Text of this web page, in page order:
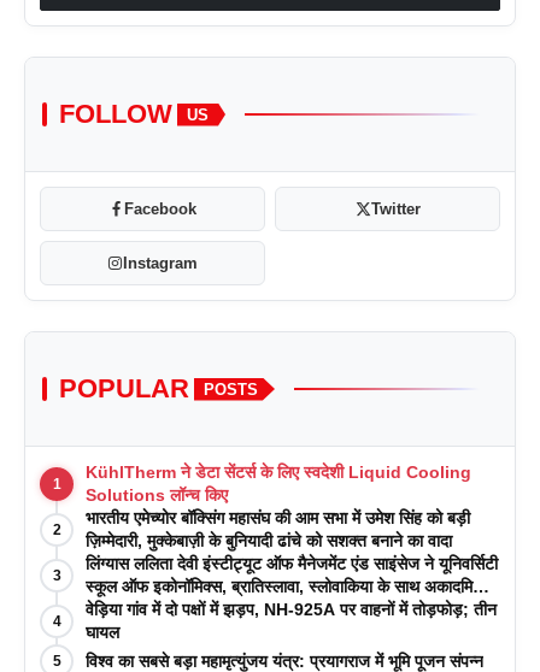
FOLLOW US
Facebook Twitter
Instagram
POPULAR POSTS
1
KühlTherm ने डेटा सेंटर्स के लिए स्वदेशी Liquid Cooling
Solutions लॉन्च किए
2
भारतीय एमेच्योर बॉक्सिंग महासंघ की आम सभा में उमेश सिंह को बड़ी
ज़िम्मेदारी, मुक्केबाज़ी के बुनियादी ढांचे को सशक्त बनाने का वादा
3
लिंग्यास ललिता देवी इंस्टीट्यूट ऑफ मैनेजमेंट एंड साइंसेज ने यूनिवर्सिटी
स्कूल ऑफ इकोनॉमिक्स, ब्रातिस्लावा, स्लोवाकिया के साथ अकादमिक
पत्रिकाओं में प्रकाशन रणनीतियों पर एक दिवसीय कार्यशाला का
आयोजन किया
4
वेड़िया गांव में दो पक्षों में झड़प, NH-925A पर वाहनों में तोड़फोड़; तीन
घायल
5 विश्व का सबसे बड़ा महामृत्युंजय यंत्र: प्रयागराज में भूमि पूजन संपन्न